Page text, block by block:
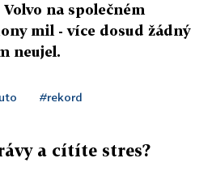
na společném
mil - více dosud žádný
neujel.
#rekord
a cítíte stres?